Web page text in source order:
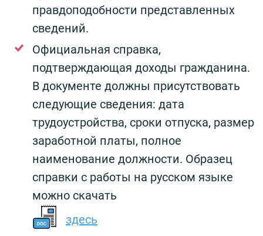
правдоподобности представленных
сведений.
Официальная справка,
подтверждающая доходы гражданина.
В документе должны присутствовать
следующие сведения: дата
трудоустройства, сроки отпуска, размер
заработной платы, полное
наименование должности. Образец
справки с работы на русском языке
можно скачать
здесь